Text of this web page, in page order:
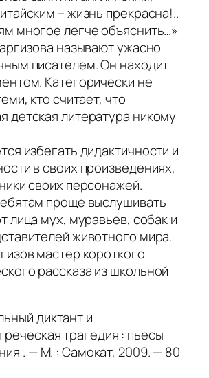
– жизнь прекрасна!..
многое легче объяснить…»
называют ужасно
писателем. Он находит
Категорически не
кто считает, что
детская литература никому
избегать дидактичности и
в своих произведениях,
своих персонажей.
проще выслушивать
лица мух, муравьев, собак и
животного мира.
мастер короткого
рассказа из школьной
диктант и
трагедия : пьесы
. — М. : Самокат, 2009. — 80